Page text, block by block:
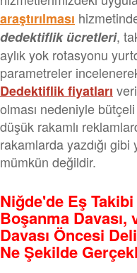
araştırılması
dedektiflik ücretleri,
aylık yok rotasyonu
parametreler
Dedektiflik fiyatları
olması nedeniyle
düşük rakamlı
rakamlarda yazdığı
mümkün değildir.
Niğde'de Eş Takibi
Boşanma Davası,
Davası Öncesi
Ne Şekilde